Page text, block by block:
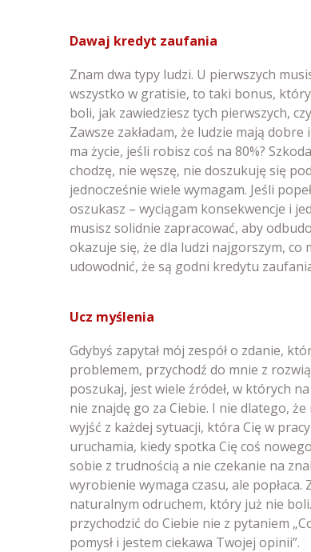
Dawaj kredyt zaufania
Znam dwa typy ludzi. U pierwszych
wszystko w gratisie, to taki bonus,
boli, jak zawiedziesz tych pierwszych,
Zawsze zakładam, że ludzie mają
ma życie, jeśli robisz coś na 80%?
chodzę, nie węszę, nie doszukuję się
jednocześnie wiele wymagam. Jeśli
oszukasz – wyciągam konsekwencje i
musisz solidnie zapracować, aby
okazuje się, że dla ludzi najgorszym, co
udowodnić, że są godni kredytu
Ucz myślenia
Gdybyś zapytał mój zespół o zdanie,
problemem, przychodź do mnie z
poszukaj, jest wiele źródeł, w których
nie znajdę go za Ciebie. I nie dlatego,
wyjść z każdej sytuacji, która Cię w
uruchamia, kiedy spotka Cię coś
sobie z trudnością a nie czekanie na
wyrobienie wymaga czasu, ale popłaca.
naturalnym odruchem, który już nie
przychodzić do Ciebie nie z pytaniem
pomysł i jestem ciekawa Twojej opinii”.